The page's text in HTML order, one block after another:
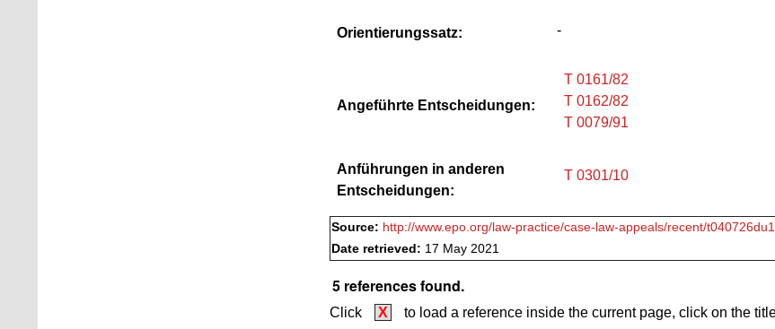
Orientierungssatz: -
Angeführte Entscheidungen:
T 0161/82
T 0162/82
T 0079/91
Anführungen in anderen
Entscheidungen:
T 0301/10
Source: http://www.epo.org/law-practice/case-law-appeals/recent/
Date retrieved: 17 May 2021
5 references found.
Click X
to load a reference inside the current page, click on the